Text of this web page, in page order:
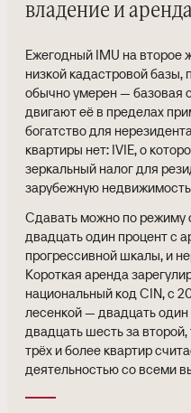
владение и аренда
Ежегодный IMU на второе
низкой кадастровой
обычно умерен — базовая
двигают её в пределах
богатство для
квартиры нет: IVIE, о
зеркальный налог для
зарубежную
Сдавать можно по режиму
двадцать один процент с
прогрессивной шкалы, и
Короткая аренда
национальный код CIN, с
лесенкой — двадцать один
двадцать шесть за
трёх и более квартир
деятельностью со всеми